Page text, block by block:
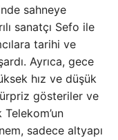
sahneye
sanatçı Sefo ile
tarihi ve
Ayrıca, gece
hız ve düşük
gösteriler ve
sadece altyapı